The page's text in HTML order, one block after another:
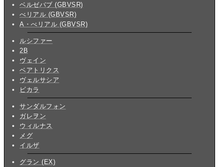
ベルゼバブ (GBVSR)
べリアル (GBVSR)
A・べリアル (GBVSR)
ルシファー
2B
ヴェイン
ベアトリクス
ヴェルサシア
ビカラ
サンダルフォン
ガレヲン
ウィルナス
メグ
イルザ
グラン (EX)